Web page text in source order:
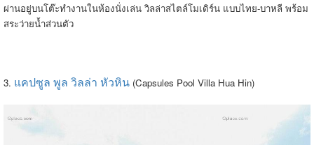
ผ่านอยู่บนโต๊ะทำงานในห้องนั่งเล่น วิลล่าสไตล์โมเดิร์น แบบไทย-บาหลี พร้อม
สระว่ายน้ำส่วนตัว
3. แคปซูล พูล วิลล่า หัวหิน (Capsules Pool Villa Hua Hin)